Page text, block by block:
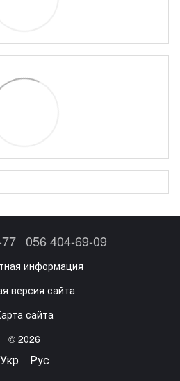
056 404-69-09
информация
версия сайта
сайта
© 2026
Укр Рус